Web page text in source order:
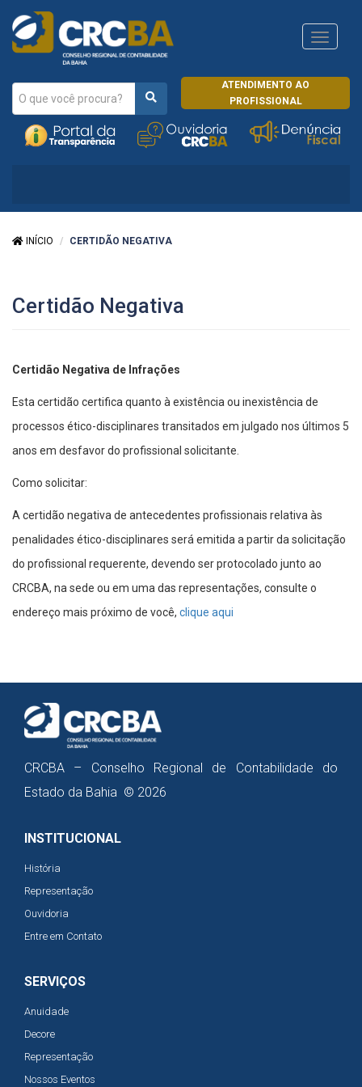
ATENDIMENTO AO
PROFISSIONAL
CRCRJ
INÍCIO CERTIDÃO NEGATIVA
Certidão Negativa
Certidão Negativa de Infrações
Esta certidão certifica quanto à existência ou inexistência de
processos ético-disciplinares transitados em julgado nos últimos 5
anos em desfavor do profissional solicitante.
Como solicitar:
A certidão negativa de antecedentes profissionais relativa às
penalidades ético-disciplinares será emitida a partir da solicitação
do profissional requerente, devendo ser protocolado junto ao
CRCBA, na sede ou em uma das representações, consulte o
endereço mais próximo de você, clique aqui
CRCBA – Conselho Regional de Contabilidade do
Estado da Bahia © 2026
INSTITUCIONAL
História
Representação
Ouvidoria
Entre em Contato
SERVIÇOS
Anuidade
Decore
Representação
Nossos Eventos